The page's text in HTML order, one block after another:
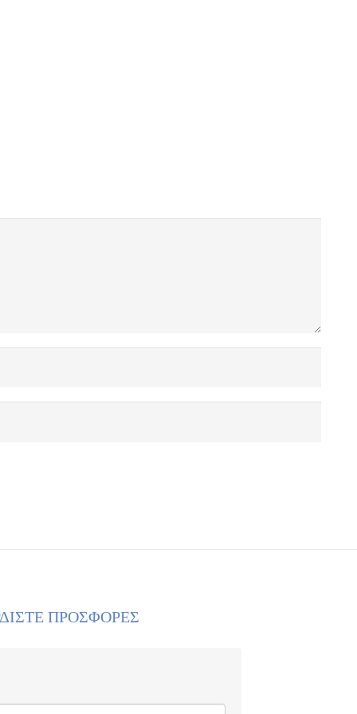
ΠΡΟΣΦΟΡΕΣ